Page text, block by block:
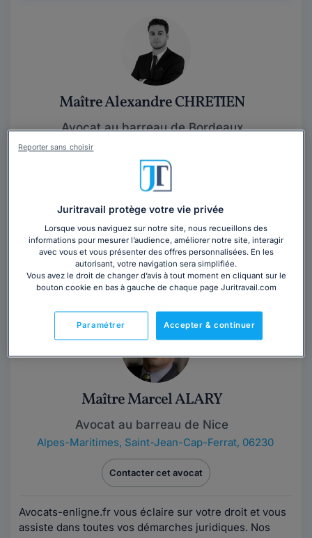
Maître Alexandre CHRETIEN
Avocat au barreau de Bordeaux
Gironde
15 années d'expérience
Maître Alexandre CHRETIEN a prêté le serment
d'avocat en 2011 et depuis est avocat au Barreau de
Bordeaux. Il met à disposition de ses...Lire la suite
Maître Marcel ALARY
Avocat au barreau de Nice
Alpes-Maritimes, Saint-Jean-Cap-Ferrat, 06230
Contacter cet avocat
Avocats-enligne.fr vous éclaire sur votre droit et vous
assiste dans toutes vos démarches juridiques. Nos
Juritravail protège votre vie privée
Lorsque vous naviguez sur notre site, nous recueillons des
informations pour mesurer l’audience, améliorer notre site, interagir
avec vous et vous présenter des offres personnalisées. En les
autorisant, votre navigation sera simplifiée.
Vous avez le droit de changer d’avis à tout moment en cliquant sur le
bouton cookie en bas à gauche de chaque page Juritravail.com
Accepter & continuer
Paramétrer
Reporter sans choisir